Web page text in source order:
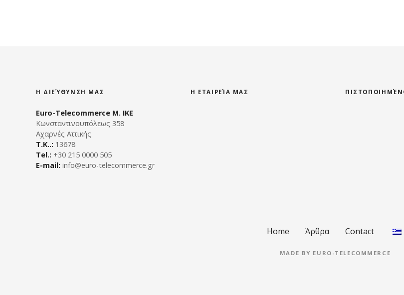
g
a
t
Η ΔΙΕΎΘΥΝΣΗ ΜΑΣ
Euro-Telecommerce Μ. ΙΚΕ
Κωνσταντινουπόλεως 358
Αχαρνές Αττικής
Τ.Κ..: 13678
Tel.: +30 215 0000 505
E-mail: info@euro-telecommerce.gr
Η ΕΤΑΙΡΕΊΑ ΜΑΣ
Home Άρθρα Contact
MADE BY EURO-TELECOMMERCE